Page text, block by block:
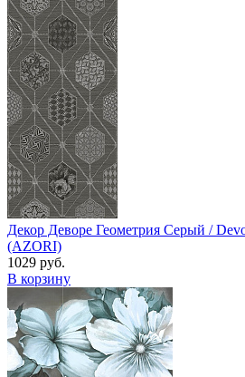
Декор Деворе Геометрия Серый /
(AZORI)
1029 руб.
В корзину